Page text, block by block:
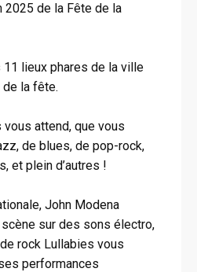
2025 de la Fête de la
11 lieux phares de la ville
de la fête.
attend, que vous
de blues, de pop-rock,
et plein d’autres !
John Modena
sur des sons électro,
rock Lullabies vous
performances